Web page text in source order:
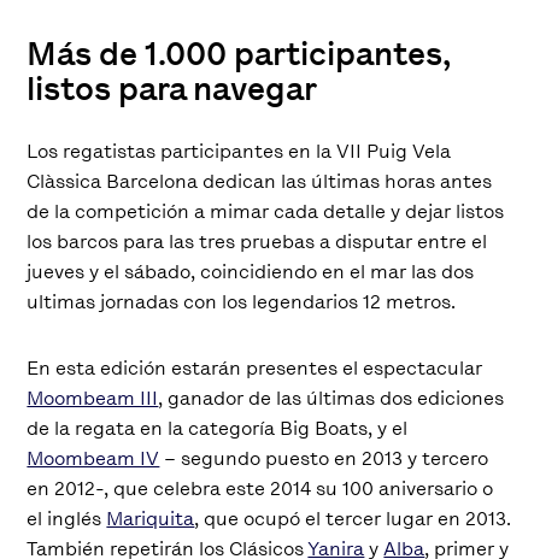
Más de 1.000 participantes,
listos para navegar
Los regatistas participantes en la VII Puig Vela
Clàssica Barcelona dedican las últimas horas antes
de la competición a mimar cada detalle y dejar listos
los barcos para las tres pruebas a disputar entre el
jueves y el sábado, coincidiendo en el mar las dos
ultimas jornadas con los legendarios 12 metros.
En esta edición estarán presentes el espectacular
Moombeam III, ganador de las últimas dos ediciones
de la regata en la categoría Big Boats, y el
Moombeam IV – segundo puesto en 2013 y tercero
en 2012-, que celebra este 2014 su 100 aniversario o
el inglés Mariquita, que ocupó el tercer lugar en 2013.
También repetirán los ClásicosYanirayAlba, primer y